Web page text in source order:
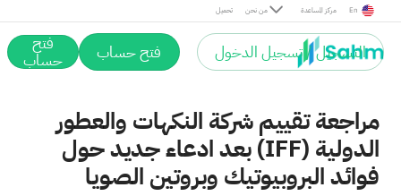
تحميل من نحن مركز المساعدة En
التسجيل / تسجيل الدخول فتح حساب فتح
حساب
مراجعة تقييم شركة النكهات والعطور
الدولية (IFF) بعد ادعاء جديد حول
فوائد البروبيوتيك وبروتين الصويا